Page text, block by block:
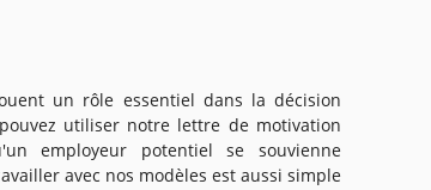
un rôle essentiel dans la décision
utiliser notre lettre de motivation
employeur potentiel se souvienne
avec nos modèles est aussi simple